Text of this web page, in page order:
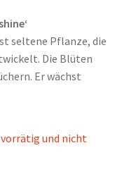
seltene Pflanze, die
Die Blüten
Er wächst
und nicht